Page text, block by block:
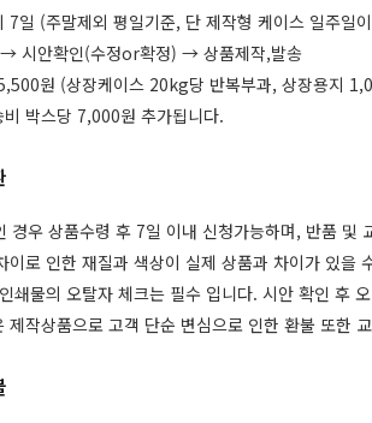
7일 (주말제외 평일기준, 단 제작형 케이스 일주일
시안확인(수정or확정) → 상품제작,발송
원 (상장케이스 20kg당 반복부과, 상장용지
박스당 7,000원 추가됩니다.
경우 상품수령 후 7일 이내 신청가능하며, 반품 및
이로 인한 재질과 색상이 실제 상품과 차이가 있
쇄물의 오탈자 체크는 필수 입니다. 시안 확인 후
제작상품으로 고객 단순 변심으로 인한 환불 또한